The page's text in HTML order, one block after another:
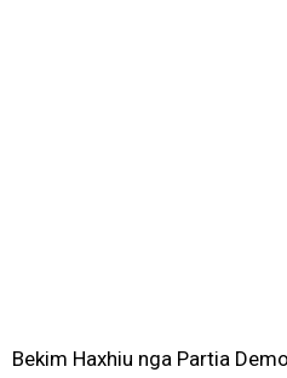
Bekim Haxhiu nga Partia